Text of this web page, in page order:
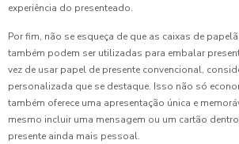
experiência do presenteado.
Por fim, não se esqueça de que as caixas de
também podem ser utilizadas para embalar
vez de usar papel de presente convencional,
personalizada que se destaque. Isso não só
também oferece uma apresentação única e
mesmo incluir uma mensagem ou um cartão
presente ainda mais pessoal.